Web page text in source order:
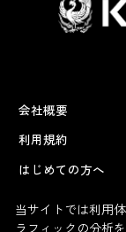
会社概要
利用規約
はじめての方へ
当サイトでは利用
ラフィックの分析